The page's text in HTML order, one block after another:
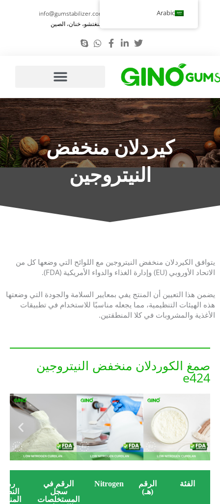
86-371-58693987
info@gumstabilizer.com
كيردلان منخفض
النيتروجين
يتوافق الكيردلان منخفض النيتروجين مع اللوائح التي وضعها كل من
الاتحاد الأوروبي (EU) وإدارة الغذاء والدواء الأمريكية (FDA).
يضمن هذا التعيين أن المنتج يفي بمعايير السلامة والجودة التي وضعتها
هذه الهيئات التنظيمية، مما يجعله مناسبًا للاستخدام في تطبيقات
الأغذية والمشروبات في كلا المنطقتين.
صمغ الكوردلان منخفض النيتروجين
e424
الفئة
الرقم
(هـ)
Nitrogen
الرقم في
سجل
المستخلصات
رمز
Arabic